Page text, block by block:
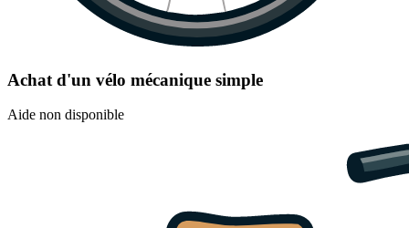
Achat d'un vélo mécanique simple
Aide non disponible